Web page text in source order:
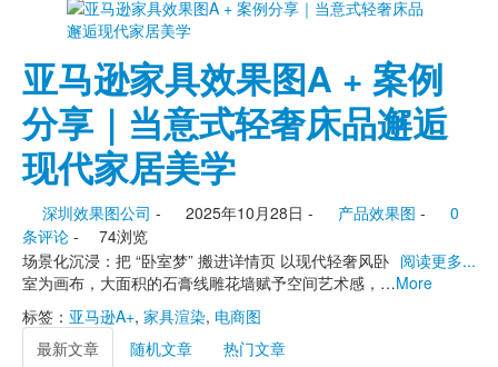
亚马逊家具效果图A + 案例
分享｜当意式轻奢床品邂逅
现代家居美学
深圳效果图公司 - 2025年10月28日 - 产品效果图 -
0
条评论 -
74浏览
阅读更多...
场景化沉浸：把 “卧室梦” 搬进详情页 以现代轻奢风卧
室为画布，大面积的石膏线雕花墙赋予空间艺术感，…More
标签： 亚马逊A+, 家具渲染, 电商图
最新文章
随机文章 热门文章